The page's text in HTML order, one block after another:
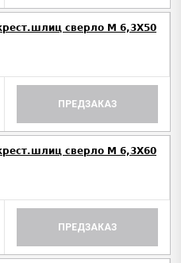
сверло М 6,3Х50
ПРЕДЗАКАЗ
сверло М 6,3Х60
ПРЕДЗАКАЗ